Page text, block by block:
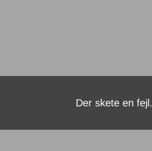
Der skete en fejl.